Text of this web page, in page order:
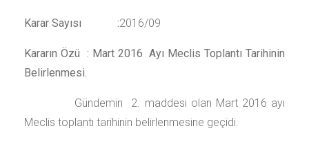
Karar Sayısı :2016/09
Kararın Özü : Mart 2016 Ayı Meclis Toplantı Tarihinin
Belirlenmesi.
Gündemin 2. maddesi olan Mart 2016 ayı
Meclis toplantı tarihinin belirlenmesine geçidi.